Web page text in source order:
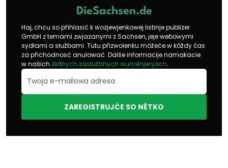
DieSachsen.de
Haj, chcu so přihlasić k wozjewjenkowej listinje publizer
GmbH z temami zwjazanymi z Sachsen, jeje webowymi
sydłami a słužbami. Tutu přizwolenku móžeće w kóždy čas
za přichodnosć anulować. Dalše informacije namakacie
w našich škitnych zasłužbnych wuměnjenjach.
ZAREGISTRUJĆE SO NĚTKO